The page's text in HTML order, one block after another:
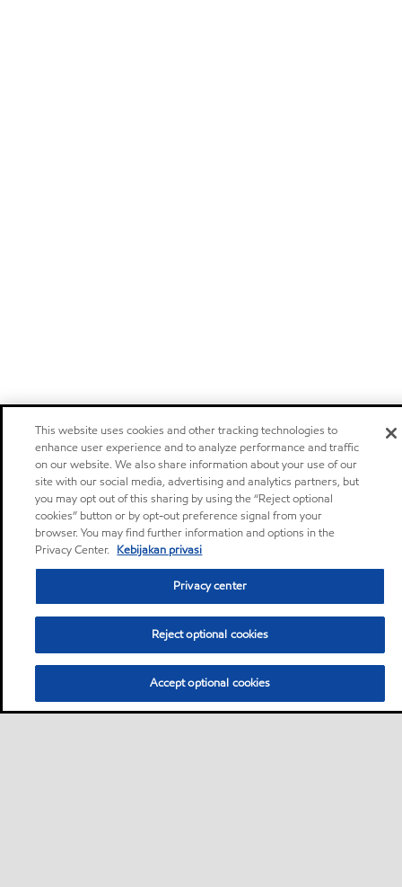
Bisnis
Sekilas Hubungi ahli pelumas
Pengendara
Mobil • Sepeda motor & skuter • Truk & diesel • Promosi dan acara
Sitemap Hubungi Tempat membeli
This website uses cookies and other tracking technologies to
enhance user experience and to analyze performance and traffic
on our website. We also share information about your use of our
site with our social media, advertising and analytics partners, but
you may opt out of this sharing by using the “Reject optional
cookies” button or by opt-out preference signal from your
browser. You may find further information and options in the
Privacy Center. Kebijakan privasi
Privacy center
Reject optional cookies
Accept optional cookies